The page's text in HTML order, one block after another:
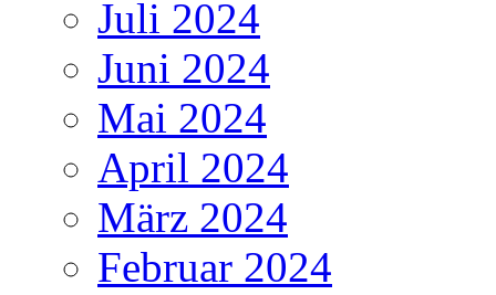
Juli 2024
Juni 2024
Mai 2024
April 2024
März 2024
Februar 2024